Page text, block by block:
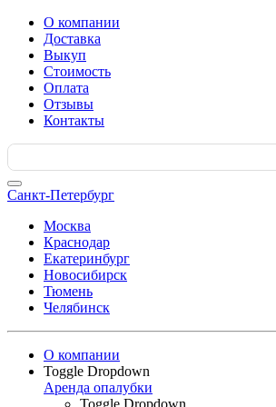
О компании
Доставка
Выкуп
Стоимость
Оплата
Отзывы
Контакты
Search
for:
Санкт-Петербург
Москва
Краснодар
Екатеринбург
Новосибирск
Тюмень
Челябинск
О компании
Toggle Dropdown
Аренда опалубки
Toggle Dropdown